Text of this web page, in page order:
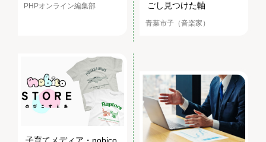
PHPオンライン編集部
ごし見つけた軸
青葉市子（音楽家）